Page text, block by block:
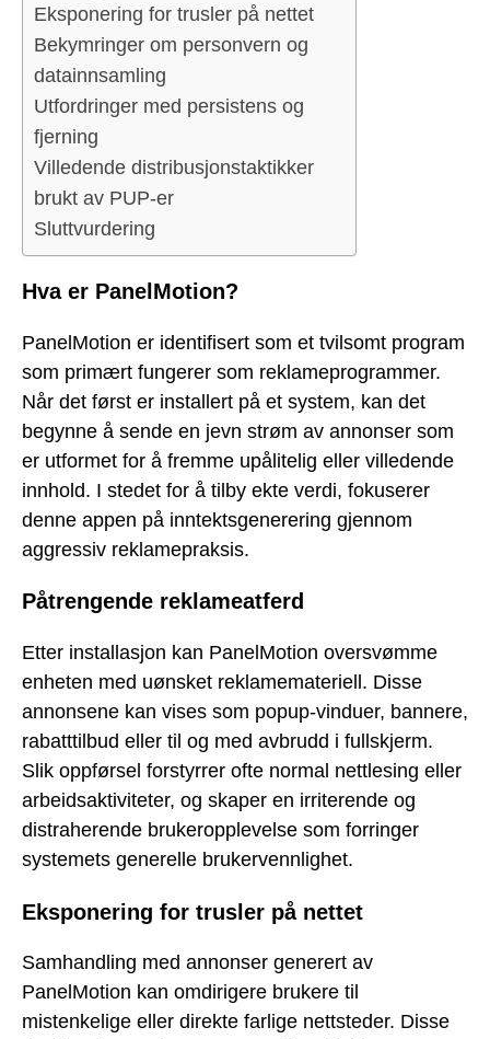
Eksponering for trusler på nettet
Bekymringer om personvern og
datainnsamling
Utfordringer med persistens og
fjerning
Villedende distribusjonstaktikker
brukt av PUP-er
Sluttvurdering
Hva er PanelMotion?
PanelMotion er identifisert som et tvilsomt program
som primært fungerer som reklameprogrammer.
Når det først er installert på et system, kan det
begynne å sende en jevn strøm av annonser som
er utformet for å fremme upålitelig eller villedende
innhold. I stedet for å tilby ekte verdi, fokuserer
denne appen på inntektsgenerering gjennom
aggressiv reklamepraksis.
Påtrengende reklameatferd
Etter installasjon kan PanelMotion oversvømme
enheten med uønsket reklamemateriell. Disse
annonsene kan vises som popup-vinduer, bannere,
rabatttilbud eller til og med avbrudd i fullskjerm.
Slik oppførsel forstyrrer ofte normal nettlesing eller
arbeidsaktiviteter, og skaper en irriterende og
distraherende brukeropplevelse som forringer
systemets generelle brukervennlighet.
Eksponering for trusler på nettet
Samhandling med annonser generert av
PanelMotion kan omdirigere brukere til
mistenkelige eller direkte farlige nettsteder. Disse